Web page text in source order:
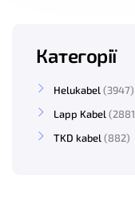
Категорії
Helukabel
3947
Lapp Kabel
2881
TKD kabel
882